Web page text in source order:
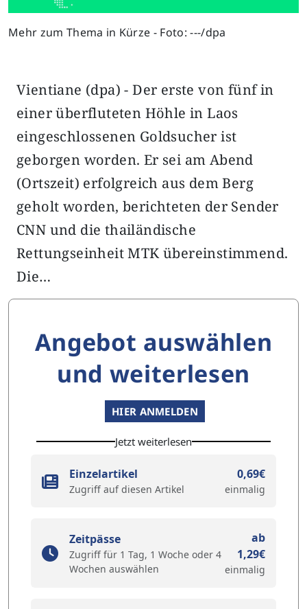
Mehr zum Thema in Kürze - Foto: ---/dpa
Vientiane (dpa) - Der erste von fünf in
einer überfluteten Höhle in Laos
eingeschlossenen Goldsucher ist
geborgen worden. Er sei am Abend
(Ortszeit) erfolgreich aus dem Berg
geholt worden, berichteten der Sender
CNN und die thailändische
Rettungseinheit MTK übereinstimmend.
Die…
Angebot auswählen
und weiterlesen
HIER ANMELDEN
Jetzt weiterlesen
Einzelartikel
Zugriff auf diesen Artikel
0,69€
einmalig
Zeitpässe
Zugriff für 1 Tag, 1 Woche oder 4
Wochen auswählen
ab
1,29€
einmalig